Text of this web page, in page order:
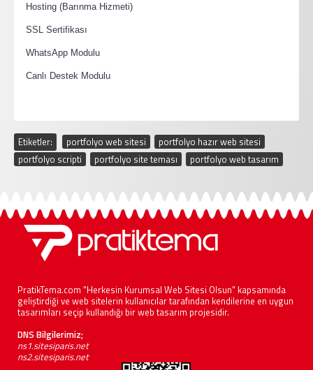
Hosting (Barınma Hizmeti)
SSL Sertifikası
WhatsApp Modulu
Canlı Destek Modulu
Etiketler: portfolyo web sitesi portfolyo hazır web sitesi
portfolyo scripti
portfolyo site teması portfolyo web tasarım
PratikTema.com "Herkesin Kurumsal Web Sitesi Olsun" kapsamında
geliştirdiği ve web sitelerin kullanıcılar tarafından kendilerine en uygun
tasarımları seçip kullandığı bir web tasarım projesidir.
DNS Bilgilerimiz;
ns1.sitesiparis.net
ns2.sitesiparis.net